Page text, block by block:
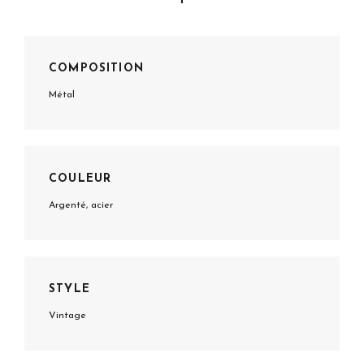
COMPOSITION
Métal
COULEUR
Argenté, acier
STYLE
Vintage